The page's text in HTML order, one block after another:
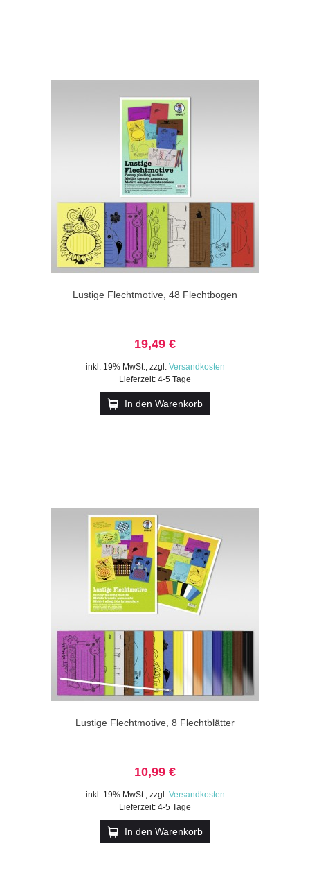
Lustige Flechtmotive, 48 Flechtbogen
19,49 €
inkl. 19% MwSt., zzgl. Versandkosten
Lieferzeit: 4-5 Tage
In den Warenkorb
Lustige Flechtmotive, 8 Flechtblätter
10,99 €
inkl. 19% MwSt., zzgl. Versandkosten
Lieferzeit: 4-5 Tage
In den Warenkorb